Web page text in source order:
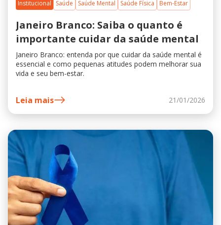
Institucional Saúde Saúde Mental Saúde Física Bem-Estar
Janeiro Branco: Saiba o quanto é
importante cuidar da saúde mental
Janeiro Branco: entenda por que cuidar da saúde mental é
essencial e como pequenas atitudes podem melhorar sua
vida e seu bem-estar.
Leia mais 21/01/2026